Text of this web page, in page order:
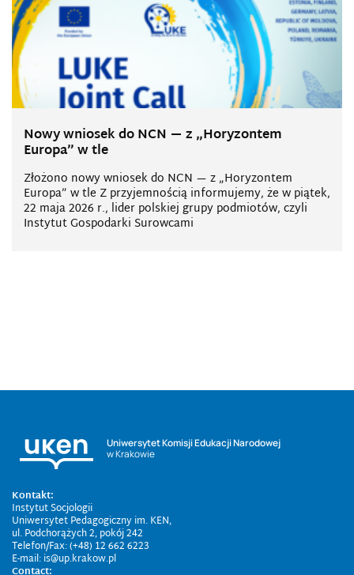
Nowy wniosek do NCN — z „Horyzontem
Europa” w tle
Złożono nowy wniosek do NCN — z „Horyzontem
Europa” w tle Z przyjemnością informujemy, że w piątek,
22 maja 2026 r., lider polskiej grupy podmiotów, czyli
Instytut Gospodarki Surowcami
Uniwersytet Komisji Edukacji Narodowej
w Krakowie
Kontakt:
Instytut Socjologii
Uniwersytet Pedagogiczny im. KEN,
ul. Podchorążych 2, pokój 242
Telefon/Fax: (+48) 12 662 6223
E-mail: is@up.krakow.pl